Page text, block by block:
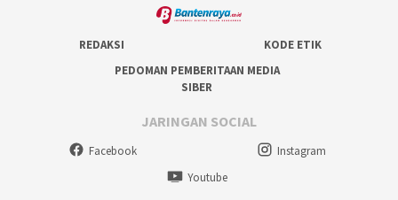
REDAKSI
KODE ETIK
PEDOMAN PEMBERITAAN MEDIA
SIBER
JARINGAN SOCIAL
Facebook
Instagram
Youtube